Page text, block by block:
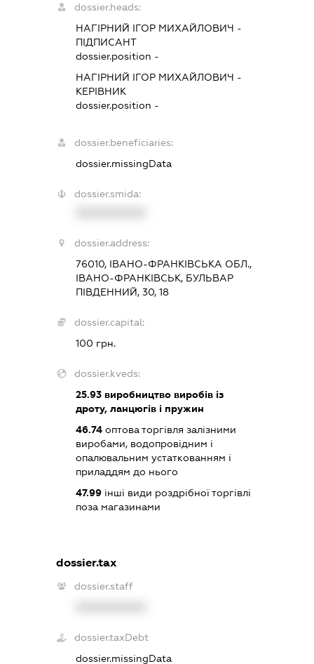
dossier.heads:
НАГІРНИЙ ІГОР МИХАЙЛОВИЧ -
ПІДПИСАНТ
dossier.position -
НАГІРНИЙ ІГОР МИХАЙЛОВИЧ -
КЕРІВНИК
dossier.position -
dossier.beneficiaries:
dossier.missingData
dossier.smida:
dossier.address:
76010, ІВАНО-ФРАНКІВСЬКА ОБЛ.,
ІВАНО-ФРАНКІВСЬК, БУЛЬВАР
ПІВДЕННИЙ, 30, 18
dossier.capital:
100 грн.
dossier.kveds:
25.93 виробництво виробів із
дроту, ланцюгів і пружин
46.74 оптова торгівля залізними
виробами, водопровідним і
опалювальним устаткованням і
приладдям до нього
47.99 інші види роздрібної торгівлі
поза магазинами
dossier.tax
dossier.staff
dossier.taxDebt
dossier.missingData